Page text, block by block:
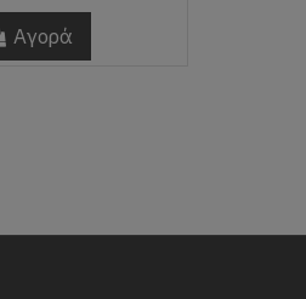
Αγορά